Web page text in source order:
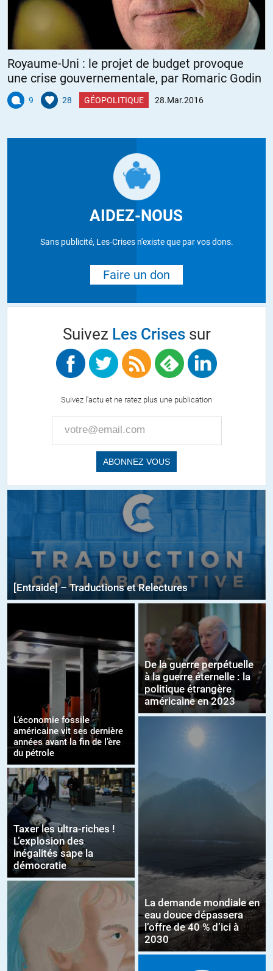
Royaume-Uni : le projet de budget provoque
une crise gouvernementale, par Romaric Godin
9 28 GÉOPOLITIQUE 28.Mar.2016
AIDEZ-NOUS
Sans publicité, Les-Crises n'existe que par vos dons.
Faire un don
Suivez Les Crisessur
Suivez l'actu et ne ratez plus une publication
[Entraide] – Traductions et Relectures
L’économie fossile
américaine vit ses dernière
années avant la fin de l’ère
du pétrole
Taxer les ultra-riches !
L’explosion des
inégalités sape la
démocratie
De la guerre perpétuelle
à la guerre éternelle : la
politique étrangère
américaine en 2023
La demande mondiale en
eau douce dépassera
l’offre de 40 % d’ici à
2030